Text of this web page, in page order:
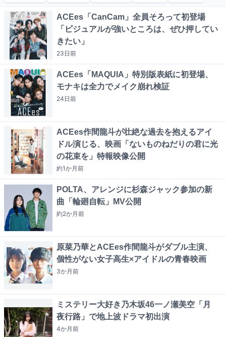
ACEes「CanCam」全員そろって初登場
「ビジュアルが強いところは、ぜひ押してい
きたい」
23日前
ACEes「MAQUIA」特別版表紙に初登場、
モナキは全力でメイク崩れ検証
24日前
ACEes作間龍斗が壮絶な過去を抱えるアイ
ドル演じる、映画「ないものねだりの君に光
の花束を」特報映像公開
約1か月前
POLTA、アレンジに杉森ジャック参加の新
曲「輪廻自転」MV公開
約2か月前
原菜乃華とACEes作間龍斗がダブル主演、
個性がない女子高生×アイドルの青春映画
3か月前
ミステリー大好き乃木坂46一ノ瀬美空「月
夜行路」で地上波ドラマ初出演
4か月前